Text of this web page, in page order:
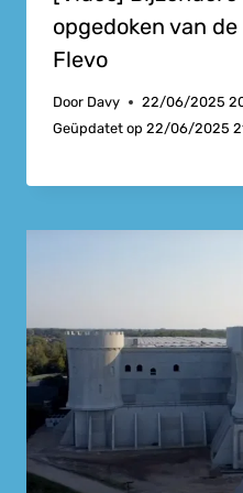
opgedoken van
Flevo
Door Davy
22/06/2025
Geüpdatet op 22/06/2025